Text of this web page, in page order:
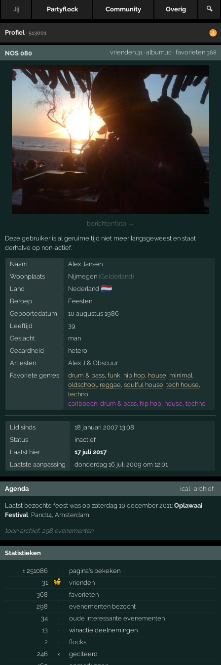
Jij Partyflock Community Overig 🔍
Profiel · 513001
NOS 080 vrienden,31· album ,10 · favorieten,368
berichtenfoto →
Deze gebruiker is al geruime tijd niet meer langsgeweest en staat
derhalve op non-actief.
Naam
Alex Jansen
Woonplaats
Nijmegen (Gelderland)
Land
Nederland 🇳🇱
Beroep
Feesten
Geboortedatum
10 augustus 1986
Leeftijd
39
Geslacht
man
Geaardheid
hetero
Artiesten
Alex J& Obscuur
Favoriete genres
drum & bass, funk, hip hop, house minimal
oldschool reggae soulful house tech house
techno
caribbean, drum & bass, hip hop, house, techno
Lid sinds
18 januari 2007 13:08
Status
inactief
Laatst hier
17 juli 2017
Laatste aanpassing
donderdag 16 juli 2009 om 12:01
Agenda ical· archief
Laatst bezochte feest was op zaterdag 10 december 2011:Oplawaai
Festival, Pand14,Amsterdam
toon archief, 298 evenementen
Statistieken
± 251086 ·
pagina's bekeken
31
vrienden
368
·
favorieten
298
·
evenementen bezocht
34
·
oude interessante evenementen
13
·
winactie deelnemingen
2
·
flocks
246
×
geciteerd